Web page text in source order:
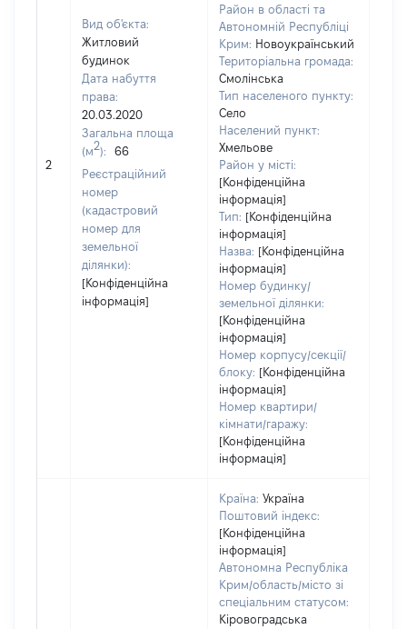
2
Вид об'єкта:
Житловий
будинок
Дата набуття
права:
20.03.2020
Загальна площа
(м2):
66
Реєстраційний
номер
(кадастровий
номер для
земельної
ділянки):
[Конфіденційна
інформація]
Район в області та
Автономній Республіці
Крим: Новоукраїнський
Територіальна громада:
Смолінська
Тип населеного пункту:
Село
Населений пункт:
Хмельове
Район у місті:
[Конфіденційна
інформація]
Тип: [Конфіденційна
інформація]
Назва: [Конфіденційна
інформація]
Номер будинку/
земельної ділянки:
[Конфіденційна
інформація]
Номер корпусу/секції/
блоку: [Конфіденційна
інформація]
Номер квартири/
кімнати/гаражу:
[Конфіденційна
інформація]
Країна: Україна
Поштовий індекс:
[Конфіденційна
інформація]
Автономна Республіка
Крим/область/місто зі
спеціальним статусом:
Кіровоградська